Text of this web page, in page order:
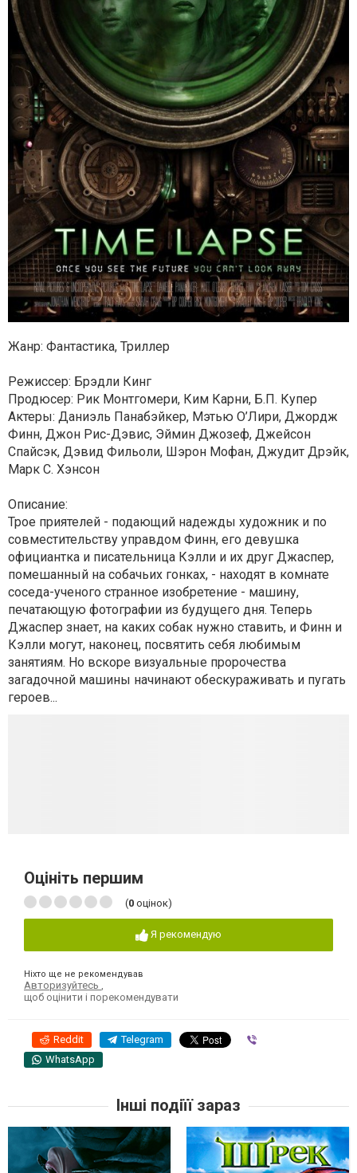
Жанр: Фантастика, Триллер
Режиссер: Брэдли Кинг
Продюсер: Рик Монтгомери, Ким Карни, Б.П. Купер
Актеры: Даниэль Панабэйкер, Мэтью О’Лири, Джордж
Финн, Джон Рис-Дэвис, Эймин Джозеф, Джейсон
Спайсэк, Дэвид Фильоли, Шэрон Мофан, Джудит Дрэйк,
Марк С. Хэнсон
Описание:
Трое приятелей - подающий надежды художник и по
совместительству управдом Финн, его девушка
официантка и писательница Кэлли и их друг Джаспер,
помешанный на собачьих гонках, - находят в комнате
соседа-ученого странное изобретение - машину,
печатающую фотографии из будущего дня. Теперь
Джаспер знает, на каких собак нужно ставить, и Финн и
Кэлли могут, наконец, посвятить себя любимым
занятиям. Но вскоре визуальные пророчества
загадочной машины начинают обескураживать и пугать
героев...
Оцініть першим
(0 оцінок)
Я рекомендую
Ніхто ще не рекомендував
Авторизуйтесь
щоб оцінити і порекомендувати
Reddit Telegram
WhatsApp
Інші подіїї зараз